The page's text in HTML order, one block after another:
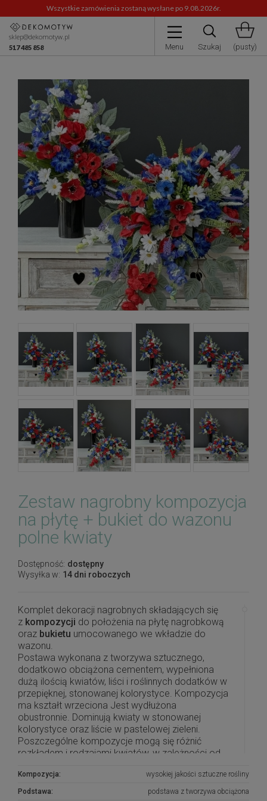
Wszystkie zamówienia zostaną wysłane po 9.08.2026r.
Menu Szukaj (pusty)
sklep@dekomotyw.pl
517 485 858
Zestaw nagrobny kompozycja
na płytę + bukiet do wazonu
polne kwiaty
Dostępność: dostępny
Wysyłka w: 14 dni roboczych
Komplet dekoracji nagrobnych składających się
z kompozycji do położenia na płytę nagrobkową
oraz bukietu umocowanego we wkładzie do
wazonu.
Postawa wykonana z tworzywa sztucznego,
dodatkowo obciążona cementem, wypełniona
dużą ilością kwiatów, liści i roślinnych dodatków w
przepięknej, stonowanej kolorystyce. Kompozycja
ma kształt wrzeciona Jest wydłużona
obustronnie. Dominują kwiaty w stonowanej
kolorystyce oraz liście w pastelowej zieleni.
Poszczególne kompozycje mogą się różnić
rozkładem i rodzajami kwiatów, w zależności od
są zawsze zachowane.
Kompozycja: wysokiej jakości sztuczne rośliny
Podstawa: podstawa z tworzywa obciążona